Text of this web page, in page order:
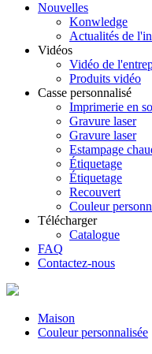
Nouvelles
Konwledge
Actualités de
Vidéos
Vidéo de
Produits vidéo
Casse personnalisé
Imprimerie en
Gravure laser
Gravure laser
Estampage
Étiquetage
Étiquetage
Recouvert
Couleur
Télécharger
Catalogue
FAQ
Contactez-nous
Maison
Couleur personnalisée